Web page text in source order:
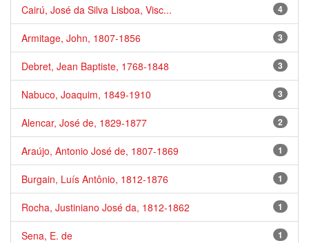
4
Cairú, José da Silva Lisboa, Visc...
3
Armitage, John, 1807-1856
3
Debret, Jean Baptiste, 1768-1848
3
Nabuco, Joaquim, 1849-1910
2
Alencar, José de, 1829-1877
1
Araújo, Antonio José de, 1807-1869
1
Burgain, Luís Antônio, 1812-1876
1
Rocha, Justiniano José da, 1812-1862
1
Sena, E. de